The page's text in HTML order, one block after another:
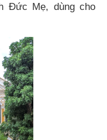
Đức Mẹ, dùng cho